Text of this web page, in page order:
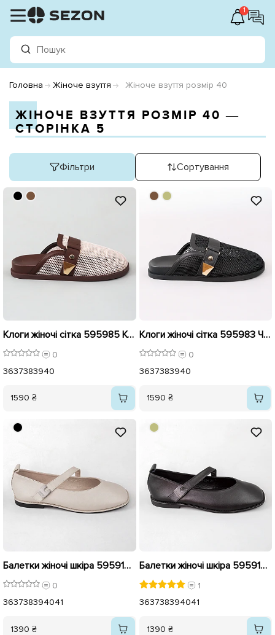
1
Головна Жіноче взуття Жіноче взуття розмір 40
ЖІНОЧЕ ВЗУТТЯ РОЗМІР 40 ―
СТОРІНКА 5
Фільтри Сортування
Клоги жіночі сітка 595985 Коричневий беж
0
3637383940
1590 ₴
Клоги жіночі сітка 595983 Чорні
0
3637383940
1590 ₴
Балетки жіночі шкіра 595918 Бежеві
0
363738394041
1390 ₴
Балетки жіночі шкіра 595917 Чорні
1
363738394041
1390 ₴